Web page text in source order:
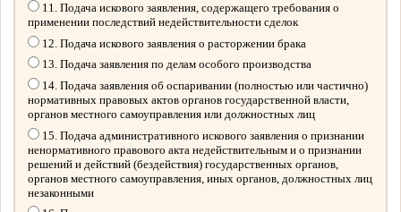
11. Подача искового заявления, содержащего требования о
применении последствий недействительности сделок
12. Подача искового заявления о расторжении брака
13. Подача заявления по делам особого производства
14. Подача заявления об оспаривании (полностью или частично)
нормативных правовых актов органов государственной власти,
органов местного самоуправления или должностных лиц
15. Подача административного искового заявления о признании
ненормативного правового акта недействительным и о признании
решений и действий (бездействия) государственных органов,
органов местного самоуправления, иных органов, должностных лиц
незаконными